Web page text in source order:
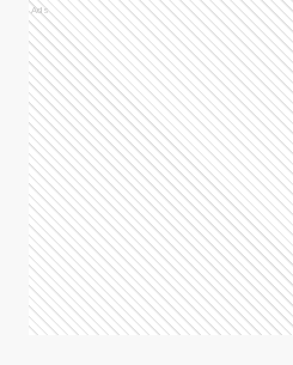
Ads